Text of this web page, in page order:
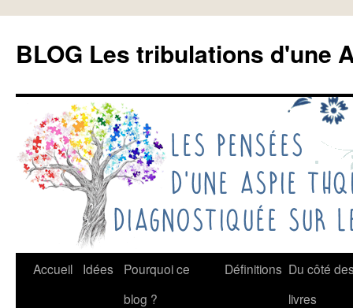
contenu
BLOG Les tribulations d'une
Accueil Idées
Pourquoi ce
blog ?
Définitions Du côté
livres